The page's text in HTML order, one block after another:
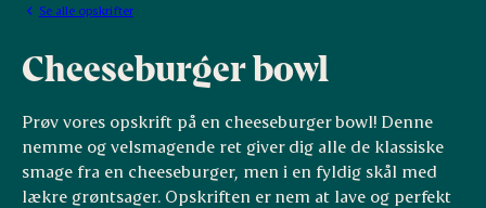
Se alle opskrifter
Cheeseburger bowl
Prøv vores opskrift på en cheeseburger bowl! Denne
nemme og velsmagende ret giver dig alle de klassiske
smage fra en cheeseburger, men i en fyldig skål med
lækre grøntsager. Opskriften er nem at lave og perfekt